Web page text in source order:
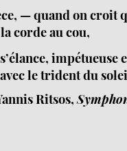
— quand on croit
corde au cou,
impétueuse
le trident du
Ritsos,